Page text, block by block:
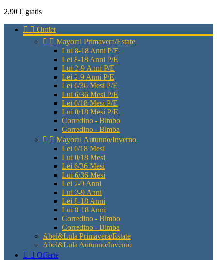
2,90 € gratis
  Outlet
  Mayoral Primavera/Estate
Lui 8-18 Anni P/E
Lei 8-18 Anni P/E
Lui 2-9 Anni P/E
Lei 2-9 Anni P/E
Lei 6/36 Mesi P/E
Lui 6/36 Mesi P/E
Lei 0/18 Mesi P/E
Lui 0/18 Mesi P/E
Corredino - Bimbo
Corredino - Bimba
  Mayoral Autunno/Inverno
Lei 0/18 Mesi
Lui 0/18 Mesi
Lei 6/36 Mesi
Lui 6/36 Mesi
Lei 2-9 Anni
Lui 2-9 Anni
Lei 8-18 Anni
Lui 8-18 Anni
Corredino - Bimbo
Corredino - Bimba
Abel&Lula Primavera/Estate
Abel&Lula Autunno/Inverno
  Offerte